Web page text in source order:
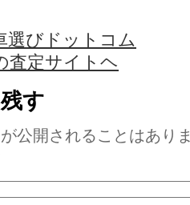
選びドットコム
査定サイトヘ
す
公開されることはあり